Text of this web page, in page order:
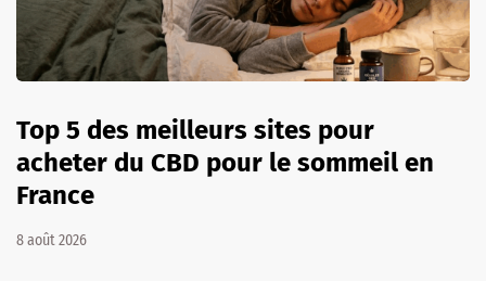
Top 5 des meilleurs sites pour
acheter du CBD pour le sommeil en
France
8 août 2026